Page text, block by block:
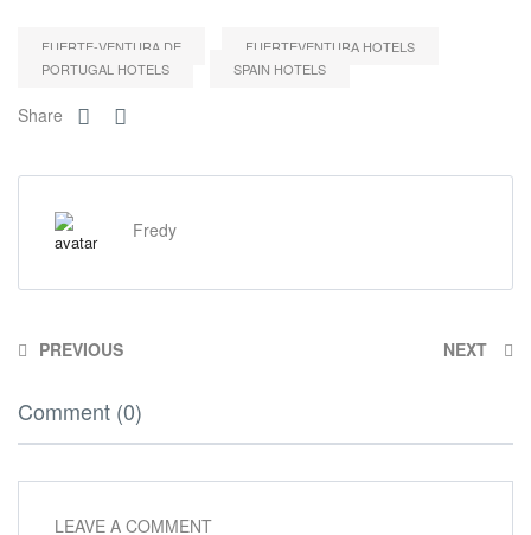
FUERTE-VENTURA.DE
FUERTEVENTURA HOTELS
PORTUGAL HOTELS
SPAIN HOTELS
Share
Fredy
PREVIOUS NEXT
Comment (0)
LEAVE A COMMENT